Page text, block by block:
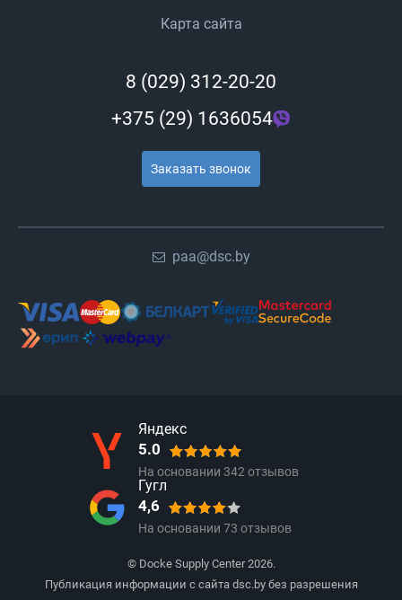
Карта сайта
8 (029) 312-20-20
+375 (29) 1636054
Заказать звонок
paa@dsc.by
Яндекс
5.0
На основании 342 отзывов
Гугл
4,6
На основании 73 отзывов
© Docke Supply Center 2026.
Публикация информации с сайта dsc.by без разрешения